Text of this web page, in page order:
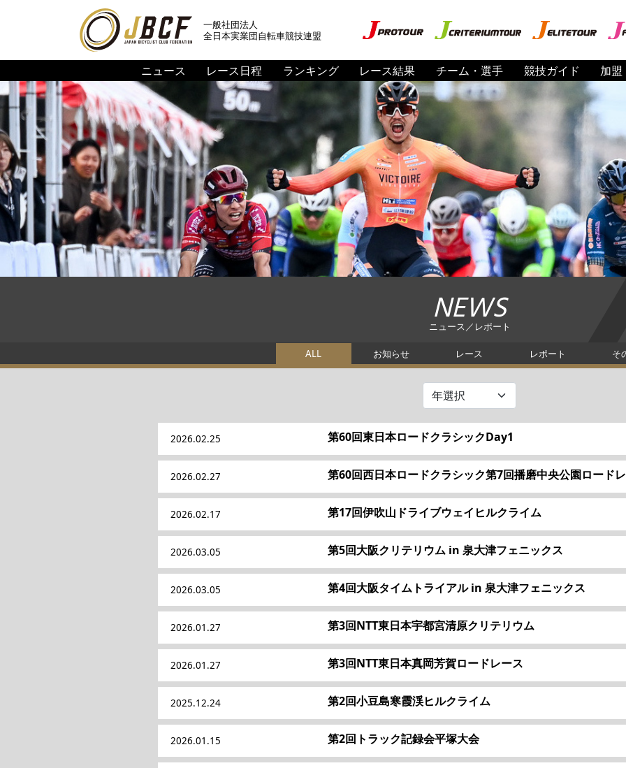
一般社団法人
全日本実業団自転車競技連盟
ニュース レース日程 ランキング レース結果 チーム・選手 競技ガイド 加盟
NEWS
ニュース／レポート
ALL お知らせ レース レポート そ
2026.02.25 第60回東日本ロードクラシックDay1
2026.02.27 第60回西日本ロードクラシック第7回播磨中央公園ロード
2026.02.17 第17回伊吹山ドライブウェイヒルクライム
2026.03.05 第5回大阪クリテリウム in 泉大津フェニックス
2026.03.05 第4回大阪タイムトライアル in 泉大津フェニックス
2026.01.27 第3回NTT東日本宇都宮清原クリテリウム
2026.01.27 第3回NTT東日本真岡芳賀ロードレース
2025.12.24 第2回小豆島寒霞渓ヒルクライム
2026.01.15 第2回トラック記録会平塚大会